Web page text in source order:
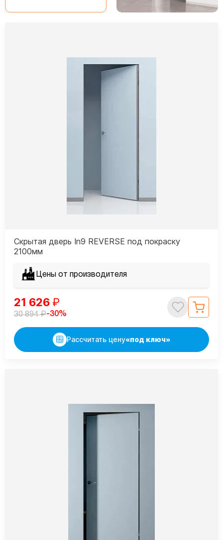
Скрытая дверь In9 REVERSE под покраску
2100мм
Цены от производителя
21 626 ₽
30 894₽-30%
Рассчитать цену«под ключ»